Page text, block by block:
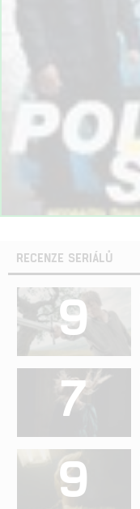
RECENZE SERIÁLŮ
9
7
9